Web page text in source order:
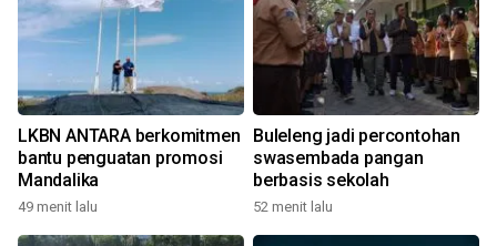
LKBN ANTARA berkomitmen
bantu penguatan promosi
Mandalika
49 menit lalu
Buleleng jadi percontohan
swasembada pangan
berbasis sekolah
52 menit lalu